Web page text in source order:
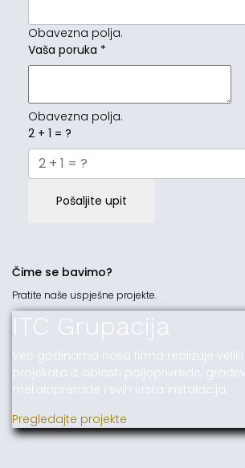
Obavezna polja.
Vaša poruka *
Obavezna polja.
2 + 1 = ?
Pošaljite upit
Čime se bavimo?
Pratite naše uspješne projekte.
ITC Grupacija
Već godinama naša firma realizuje
projekata iz oblasti poljoprivrede,
metaloprerade i svih vrsta instalacija.
Pregledajte projekte